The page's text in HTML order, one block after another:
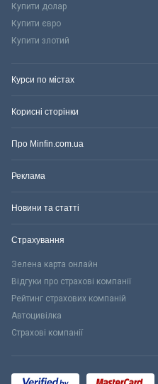
Купити долар
Купити євро
Купити злотий
Курси по містах
Корисні сторінки
Про Minfin.com.ua
Реклама
Новини та статті
Страхування
Зелена карта онлайн
Відгуки про страхові компанії
Рейтинг страхових компаній
Автоцивілка
Страхові компанії